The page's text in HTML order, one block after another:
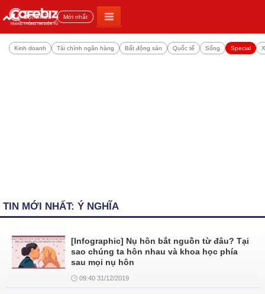
Đọc nhiều Mới nhất
Kinh doanh Tài chính ngân hàng Bất động sản Quốc tế Sống Special
TIN MỚI NHẤT: Ý NGHĨA
[Infographic] Nụ hôn bắt nguồn từ đâu? Tại
sao chúng ta hôn nhau và khoa học phía
sau mọi nụ hôn
09:40 31/12/2019